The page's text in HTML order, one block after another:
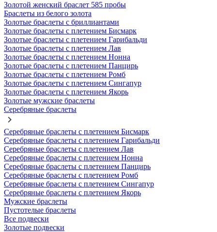
Золотой женский браслет 585 пробы
Браслеты из белого золота
Золотые браслеты с бриллиантами
Золотые браслеты с плетением Бисмарк
Золотые браслеты с плетением Гарибальди
Золотые браслеты с плетением Лав
Золотые браслеты с плетением Нонна
Золотые браслеты с плетением Панцирь
Золотые браслеты с плетением Ромб
Золотые браслеты с плетением Сингапур
Золотые браслеты с плетением Якорь
Золотые мужские браслеты
Серебряные браслеты
Серебряные браслеты с плетением Бисмарк
Серебряные браслеты с плетением Гарибальди
Серебряные браслеты с плетением Лав
Серебряные браслеты с плетением Нонна
Серебряные браслеты с плетением Панцирь
Серебряные браслеты с плетением Ромб
Серебряные браслеты с плетением Сингапур
Серебряные браслеты с плетением Якорь
Мужские браслеты
Пустотелые браслеты
Все подвески
Золотые подвески